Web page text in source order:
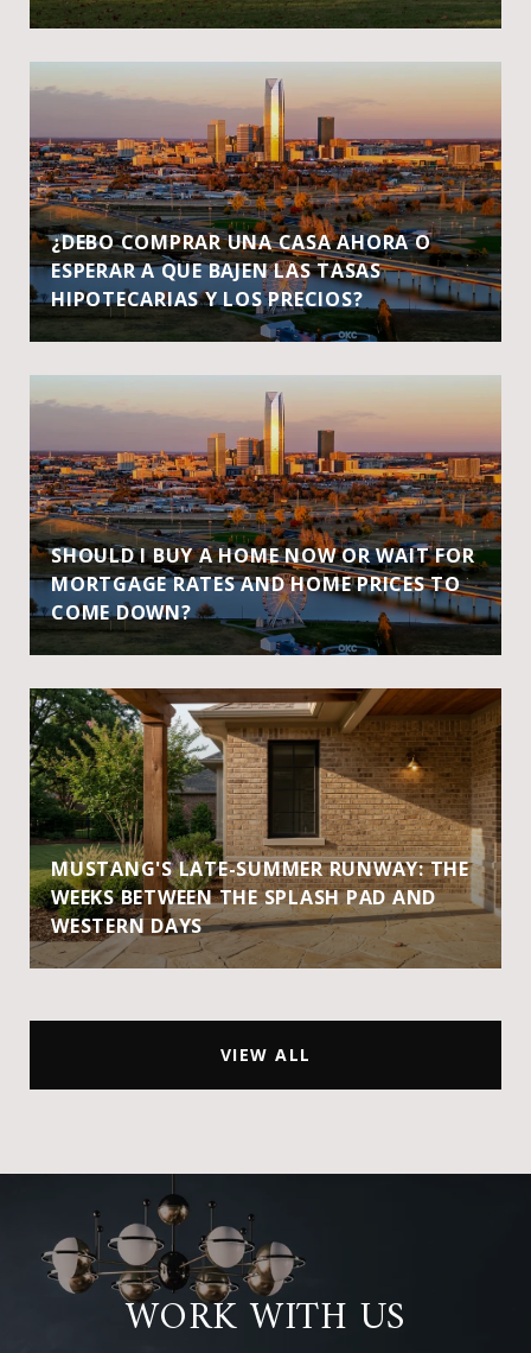
¿DEBO COMPRAR UNA CASA AHORA O
ESPERAR A QUE BAJEN LAS TASAS
HIPOTECARIAS Y LOS PRECIOS?
SHOULD I BUY A HOME NOW OR WAIT FOR
MORTGAGE RATES AND HOME PRICES TO
COME DOWN?
MUSTANG'S LATE-SUMMER RUNWAY: THE
WEEKS BETWEEN THE SPLASH PAD AND
WESTERN DAYS
VIEW ALL
WORK WITH US